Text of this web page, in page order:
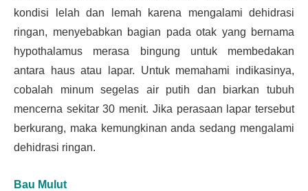
kondisi lelah dan lemah karena mengalami dehidrasi
ringan, menyebabkan bagian pada otak yang bernama
hypothalamus merasa bingung untuk membedakan
antara haus atau lapar. Untuk memahami indikasinya,
cobalah minum segelas air putih dan biarkan tubuh
mencerna sekitar 30 menit. Jika perasaan lapar tersebut
berkurang, maka kemungkinan anda sedang mengalami
dehidrasi ringan.
Bau Mulut